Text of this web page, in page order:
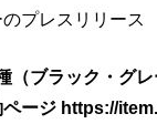
プレスリリース
（ブラック・グ
ページ https://